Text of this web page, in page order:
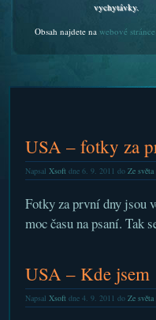
vychytávky.
Obsah najdete na webové stránce
USA – fotky za
Napsal Xsoftdne 6. 9. 2011 do Ze světa|
Fotky za první dny jsou
moc času na psaní. Tak
USA – Kde jsem
Napsal Xsoftdne 4. 9. 2011 do Ze světa|